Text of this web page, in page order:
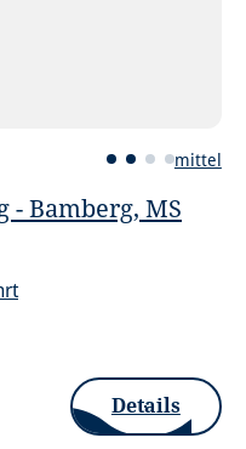
- Bamberg, MS
mittel
Details